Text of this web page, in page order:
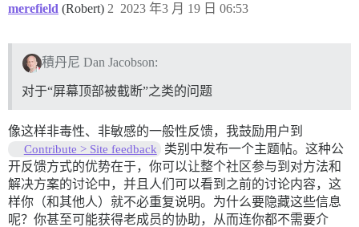
merefield (Robert) 2023 年3 月 19 日 06:53
2
積丹尼 Dan Jacobson:
对于“屏幕顶部被截断”之类的问题
像这样非毒性、非敏感的一般性反馈，我鼓励用户到
Contribute > Site feedback
类别中发布一个主题帖。这种公
开反馈方式的优势在于，你可以让整个社区参与到对方法和
解决方案的讨论中，并且人们可以看到之前的讨论内容，这
样你（和其他人）就不必重复说明。为什么要隐藏这些信息
呢？你甚至可能获得老成员的协助，从而连你都不需要介